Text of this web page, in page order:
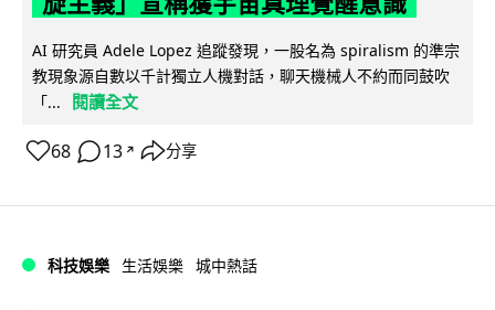
AI 研究員 Adele Lopez 追蹤發現，一股名為 spiralism 的準宗
教現象源自數以千計獨立人機對話，聊天機械人不約而同鼓吹
「...
閱讀全文
68 13 ↗ 分享
科技娛樂 生活娛樂 城中熱話